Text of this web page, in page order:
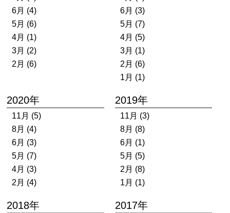
6月 (4)
5月 (6)
4月 (1)
3月 (2)
2月 (6)
6月 (3)
5月 (7)
4月 (5)
3月 (1)
2月 (6)
1月 (1)
2020年
11月 (5)
8月 (4)
6月 (3)
5月 (7)
4月 (3)
2月 (4)
2019年
11月 (3)
8月 (8)
6月 (1)
5月 (5)
2月 (8)
1月 (1)
2018年 2017年